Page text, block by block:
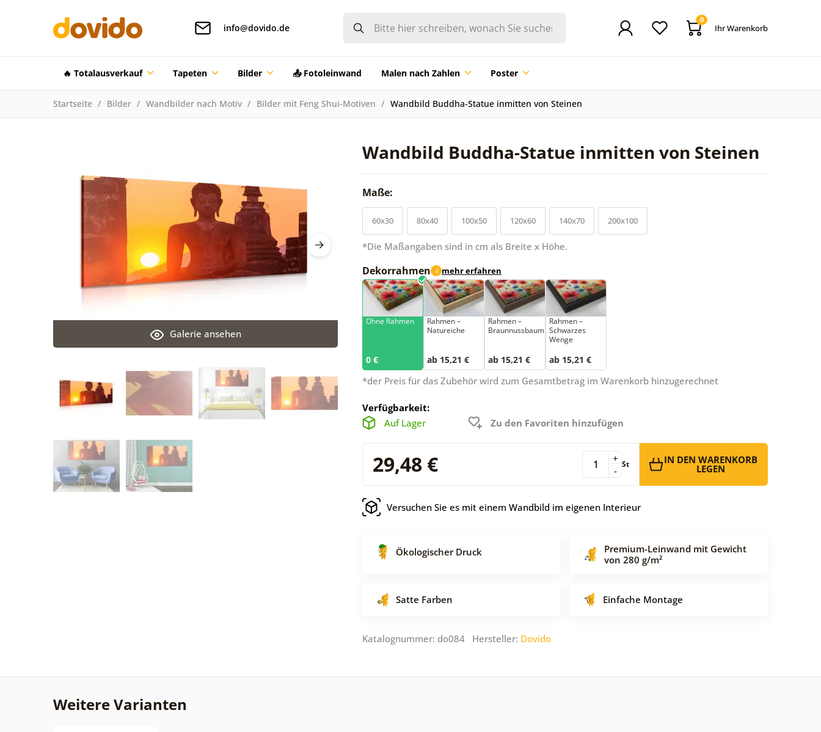
info@dovido.de
0
Ihr Warenkorb
🔥 Totalausverkauf Tapeten Bilder 📤 Fotoleinwand Malen nach Zahlen Poster
Startseite Bilder Wandbilder nach Motiv Bilder mit Feng Shui-Motiven Wandbild Buddha-Statue inmitten von Steinen
Wandbild Buddha-Statue inmitten von Steinen
Galerie ansehen
Maße:
60x30 80x40 100x50 120x60 140x70 200x100
*Die Maßangaben sind in cm als Breite x Höhe.
Dekorrahmen i mehr erfahren
Ohne Rahmen
0 €
Rahmen –
Natureiche
ab 15,21 €
Rahmen –
Braunnussbaum
ab 15,21 €
Rahmen –
Schwarzes
Wenge
ab 15,21 €
*der Preis für das Zubehör wird zum Gesamtbetrag im Warenkorb hinzugerechnet
Verfügbarkeit:
Auf Lager
Zu den Favoriten hinzufügen
29,48 € -
+ St IN DEN WARENKORB
LEGEN
Versuchen Sie es mit einem Wandbild im eigenen Interieur
Ökologischer Druck
Premium-Leinwand mit Gewicht
von 280 g/m²
Satte Farben Einfache Montage
Katalognummer: do084 Hersteller: Dovido
Weitere Varianten